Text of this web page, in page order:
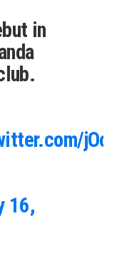
in
16,